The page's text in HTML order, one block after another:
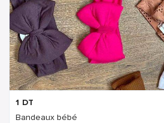
1 DT
Bandeaux bébé